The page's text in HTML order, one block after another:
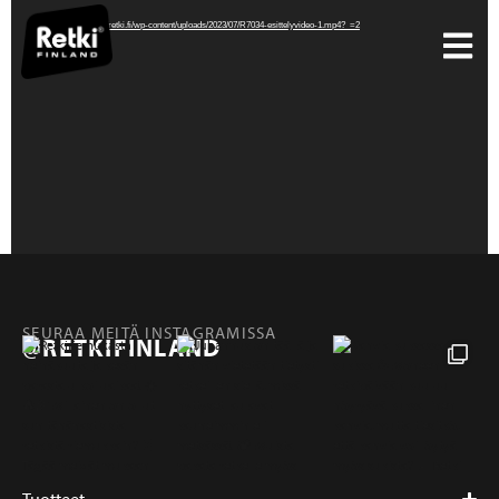
Lataa tiedosto: https://retki.fi/wp-content/uploads/2023/07/R7034-esittelyvideo-1.mp4?_=2
SEURAA MEITÄ INSTAGRAMISSA
@RETKIFINLAND